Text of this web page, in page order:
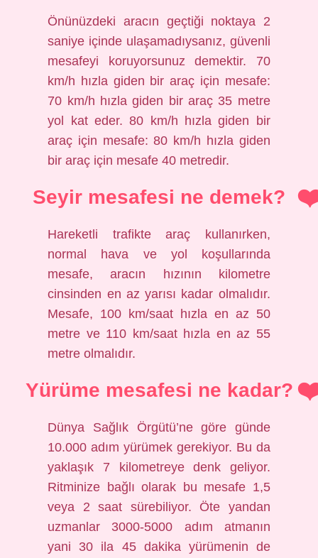
Önünüzdeki aracın geçtiği noktaya 2
saniye içinde ulaşamadıysanız, güvenli
mesafeyi koruyorsunuz demektir. 70
km/h hızla giden bir araç için mesafe:
70 km/h hızla giden bir araç 35 metre
yol kat eder. 80 km/h hızla giden bir
araç için mesafe: 80 km/h hızla giden
bir araç için mesafe 40 metredir.
Seyir mesafesi ne demek?
Hareketli trafikte araç kullanırken,
normal hava ve yol koşullarında
mesafe, aracın hızının kilometre
cinsinden en az yarısı kadar olmalıdır.
Mesafe, 100 km/saat hızla en az 50
metre ve 110 km/saat hızla en az 55
metre olmalıdır.
Yürüme mesafesi ne kadar?
Dünya Sağlık Örgütü’ne göre günde
10.000 adım yürümek gerekiyor. Bu da
yaklaşık 7 kilometreye denk geliyor.
Ritminize bağlı olarak bu mesafe 1,5
veya 2 saat sürebiliyor. Öte yandan
uzmanlar 3000-5000 adım atmanın
yani 30 ila 45 dakika yürümenin de